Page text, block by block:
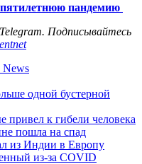
пандемию
Подписывайтесь
News
одной бустерной
к гибели человека
пошла на спад
из Индии в Европу
из-за COVID